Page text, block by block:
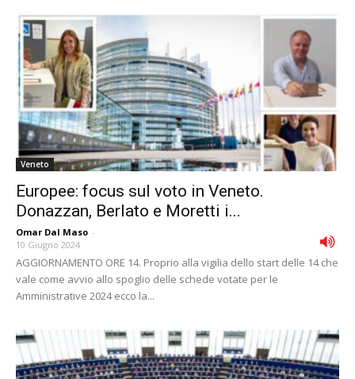
Veneto
Europee: focus sul voto in Veneto.
Donazzan, Berlato e Moretti i...
Omar Dal Maso -
10 Giugno 2024
AGGIORNAMENTO ORE 14. Proprio alla vigilia dello start delle 14 che
vale come avvio allo spoglio delle schede votate per le
Amministrative 2024 ecco la...